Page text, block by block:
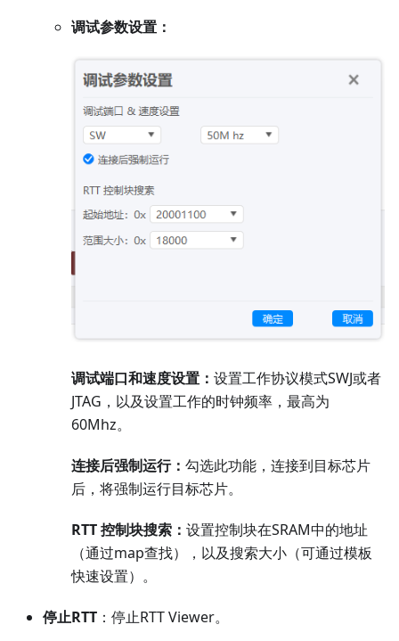
调试参数设置：
调试端口和速度设置： 设置工作协议模式SWJ或者
JTAG，以及设置工作的时钟频率，最高为
60Mhz。
连接后强制运行： 勾选此功能，连接到目标芯片
后，将强制运行目标芯片。
RTT 控制块搜索： 设置控制块在SRAM中的地址
（通过map查找），以及搜索大小（可通过模板
快速设置）。
停止RTT ：停止RTT Viewer。